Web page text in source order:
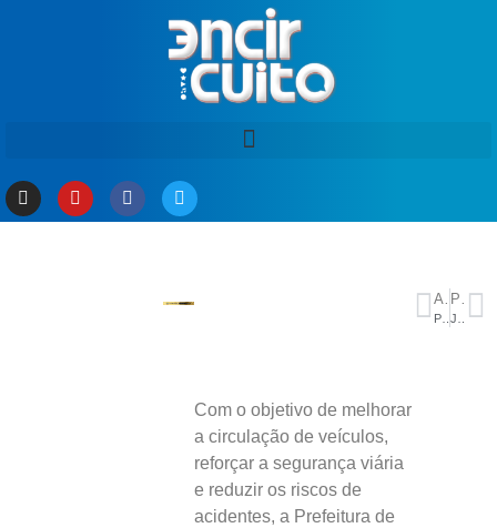
Com o objetivo de melhorar
a circulação de veículos,
reforçar a segurança viária
e reduzir os riscos de
acidentes, a Prefeitura de
ANTERIOR
PGR pede condenação de Eduardo Bolsonaro por coação em processo sobre trama golpista
PRÓXIMO
Juliette celebra vozes femininas do São João na playlist “ELAS”, parceria com POPline e Apple Music; ouça!